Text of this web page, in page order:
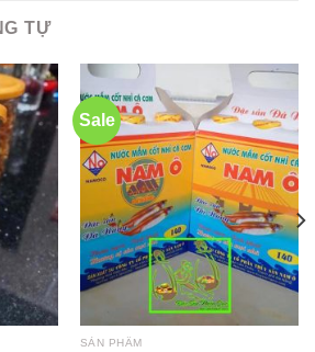
TỰ
Sale
SẢN PHẨM